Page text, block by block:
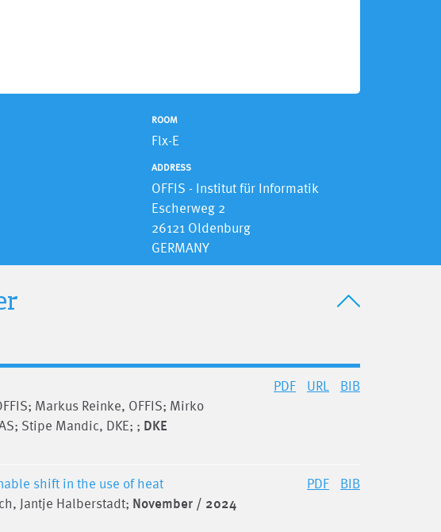
ROOM
Flx-E
ADDRESS
OFFIS - Institut für Informatik
Escherweg 2
26121 Oldenburg
GERMANY
Markus Reinke, OFFIS; Mirko
Stipe Mandic, DKE; ; DKE
PDF URL BIB
shift in the use of heat
Jantje Halberstadt; November / 2024
PDF BIB